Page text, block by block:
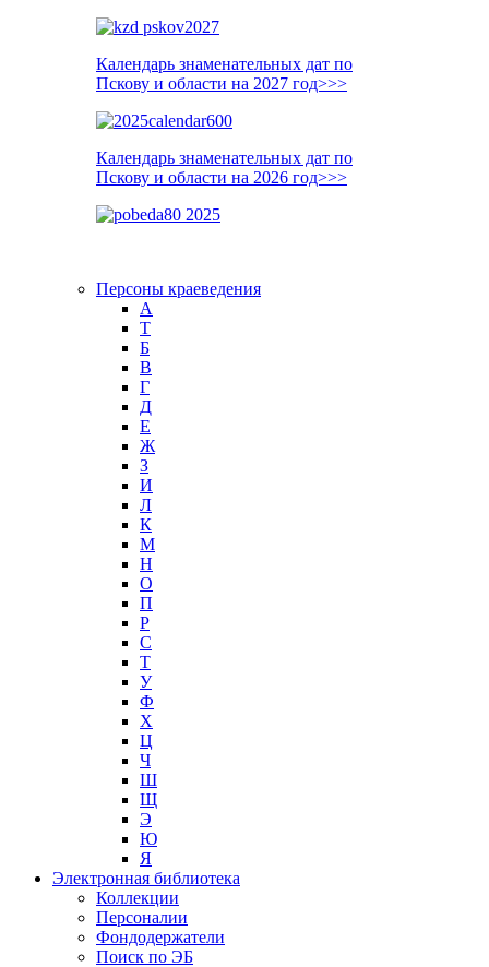
Календарь знаменательных дат по
Пскову и области на 2027 год>>>
Календарь знаменательных дат по
Пскову и области на 2026 год>>>
Персоны краеведения
А
T
Б
В
Г
Д
Е
Ж
З
И
Л
К
М
Н
О
П
Р
С
Т
У
Ф
Х
Ц
Ч
Ш
Щ
Э
Ю
Я
Электронная библиотека
Коллекции
Персоналии
Фондодержатели
Поиск по ЭБ